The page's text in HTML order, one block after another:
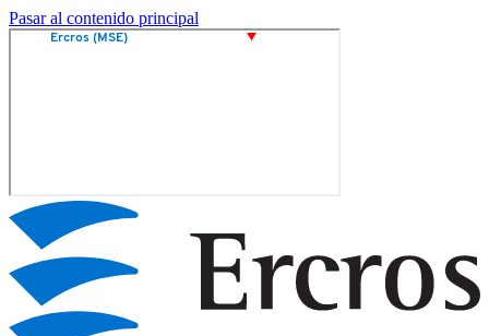
Pasar al contenido principal